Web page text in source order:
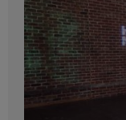
통해서만 이용
하실 수 있으며,
벌라이프 비즈
적으로만 비디
그러나, 귀하께
에서 금전적인
International of
비디오에 포함